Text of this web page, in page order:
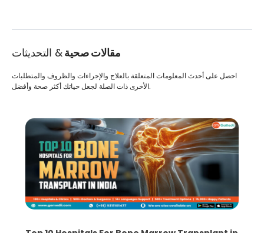
مقالات صحية& التحديثات
احصل على أحدث المعلومات المتعلقة بالعلاج والإجراءات والظروف والمتطلبات
الأخرى ذات الصلة لجعل حياتك أكثر صحة وأفضل.